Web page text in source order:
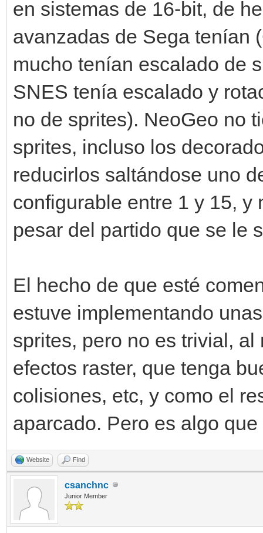
en sistemas de 16-bit, de
avanzadas de Sega tenían
mucho tenían escalado de
SNES tenía escalado y
no de sprites). NeoGeo no
sprites, incluso los
reducirlos saltándose uno
configurable entre 1 y 15, y
pesar del partido que se le
El hecho de que esté
estuve implementando
sprites, pero no es trivial,
efectos raster, que tenga
colisiones, etc, y como el
aparcado. Pero es algo
Website Find
csanchnc
Junior Member